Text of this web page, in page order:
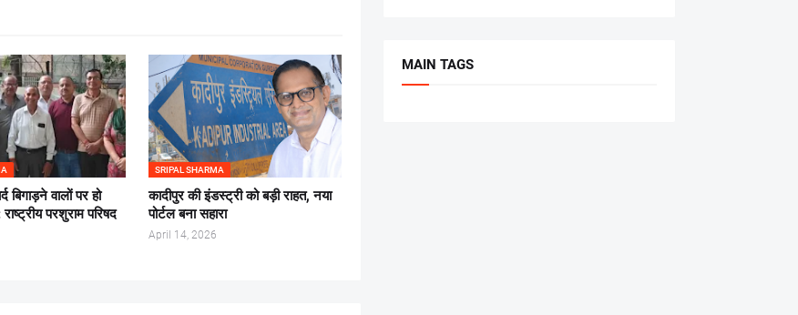
बिगाड़ने वालों पर हो
परशुराम परिषद
SRIPAL SHARMA
कादीपुर की इंडस्ट्री को बड़ी राहत, नया
पोर्टल बना सहारा
April 14, 2026
MAIN TAGS